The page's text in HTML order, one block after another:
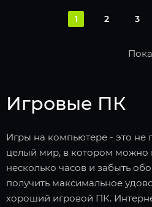
1 2 3
Игровые ПК
Игры на компьютере - это не
целый мир, в котором можно
несколько часов и забыть
получить максимальное
хороший игровой ПК.